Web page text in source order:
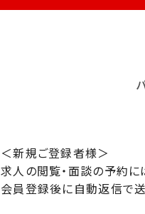
＜新規ご登録者様＞
求人の閲覧・面談の予約に
会員登録後に自動返信で